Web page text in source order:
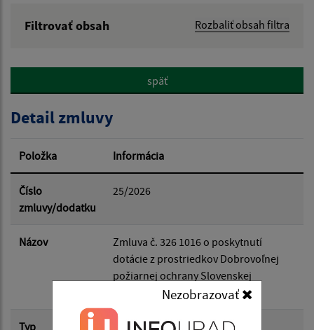
Nezobrazovať
Filtrovať obsah
Rozbaliť obsah filtra
Hľadať v:
Dátum od:
Dátum do:
späť
Detail zmluvy
Položka Informácia
Číslo
zmluvy/dodatku
25/2026
Názov
Zmluva č. 326 1016 o poskytnutí
dotácie z prostriedkov Dobrovoľnej
požiarnej ochrany Slovenskej
Typ Hlavná zmluva